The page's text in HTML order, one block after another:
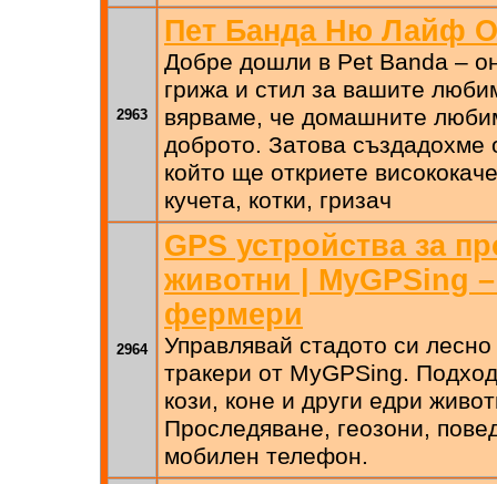
2963
Пет Банда Ню Лайф
Добре дошли в Pet Banda –
грижа и стил за вашите
вярваме, че домашните
доброто. Затова създадохме
който ще откриете
кучета, котки, гризач
2964
GPS устройства за
животни | MyGPSing
фермери
Управлявай стадото си
тракери от MyGPSing.
кози, коне и други едри
Проследяване, геозони,
мобилен телефон.